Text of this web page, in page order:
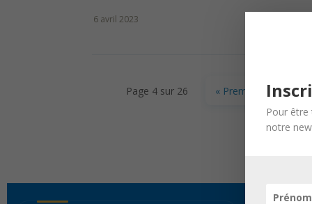
6 avril 2023
Page 4 sur 26 « Première page
Pour être
notre